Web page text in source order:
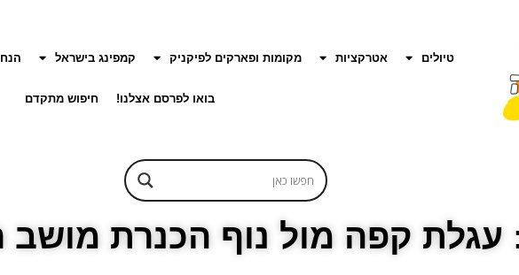
טיולים אטרקציות מקומות ופארקים לפיקניק קמפינג בישראל
בואו לפרסם אצלנו! חיפוש מתקדם
עגלת קפה מול נוף הכנרת מושב